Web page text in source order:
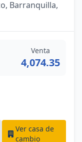
Barranquilla,
Venta
4,074.35
Ver casa de
cambio